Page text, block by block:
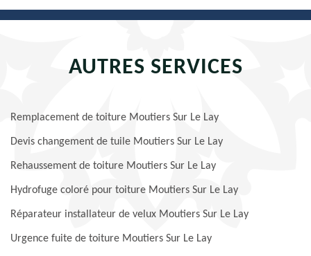
AUTRES SERVICES
Remplacement de toiture Moutiers Sur Le Lay
Devis changement de tuile Moutiers Sur Le Lay
Rehaussement de toiture Moutiers Sur Le Lay
Hydrofuge coloré pour toiture Moutiers Sur Le Lay
Réparateur installateur de velux Moutiers Sur Le Lay
Urgence fuite de toiture Moutiers Sur Le Lay